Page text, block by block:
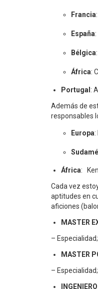
Francia
España
Bélgica
África:
Portugal :
Además de
responsables
Europa:
África:
Cada vez
aptitudes en
aficiones
MASTER
– Especialidad;
MASTER
– Especialidad;